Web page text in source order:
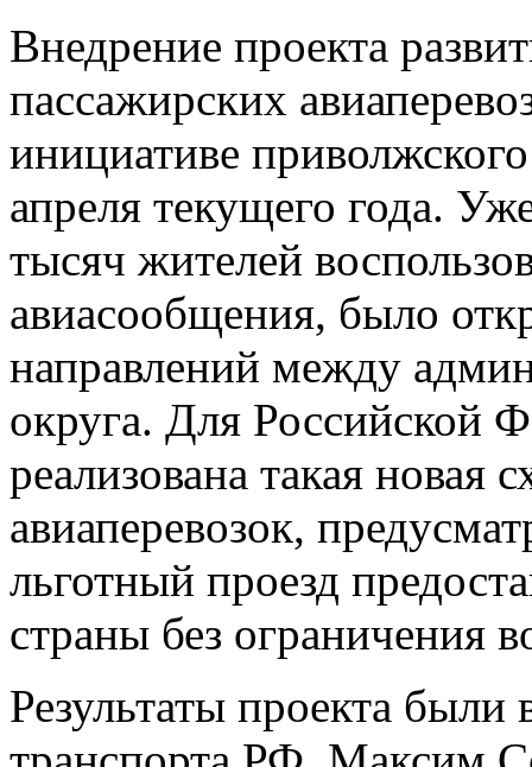
Внедрение проекта
пассажирских
инициативе
апреля текущего года.
тысяч жителей
авиасообщения, было
направлений между
округа. Для Российской
реализована такая новая
авиаперевозок,
льготный проезд
страны без ограничения
Результаты проекта